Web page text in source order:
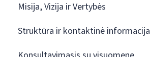
Misija, Vizija ir Vertybės
Struktūra ir kontaktinė informacija